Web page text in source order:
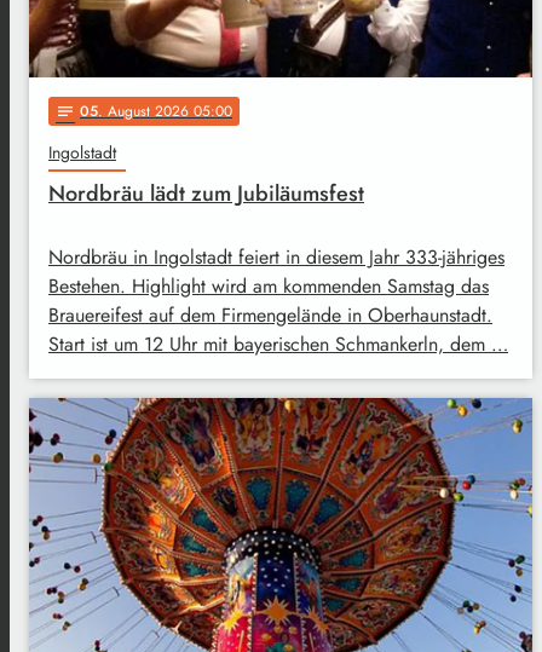
notes 05. August 2026 05:00
Ingolstadt
Nordbräu lädt zum Jubiläumsfest
Nordbräu in Ingolstadt feiert in diesem Jahr 333-jähriges
Bestehen. Highlight wird am kommenden Samstag das
Brauereifest auf dem Firmengelände in Oberhaunstadt.
Start ist um 12 Uhr mit bayerischen Schmankerln, dem …